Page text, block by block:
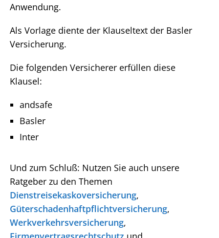
Anwendung.
Als Vorlage diente der Klauseltext der Basler
Versicherung.
Die folgenden Versicherer erfüllen diese
Klausel:
andsafe
Basler
Inter
Und zum Schluß: Nutzen Sie auch unsere
Ratgeber zu den Themen
Dienstreisekaskoversicherung,
Güterschadenhaftpflichtversicherung,
Werkverkehrsversicherung,